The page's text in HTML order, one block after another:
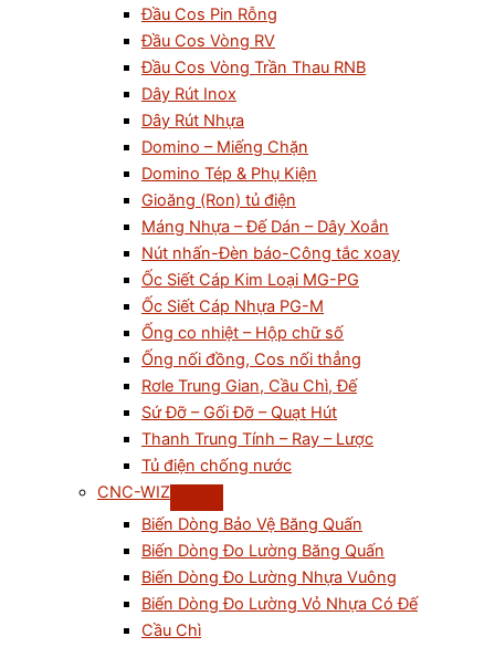
Đầu Cos Pin Rỗng
Đầu Cos Vòng RV
Đầu Cos Vòng Trần Thau RNB
Dây Rút Inox
Dây Rút Nhựa
Domino – Miếng Chặn
Domino Tép & Phụ Kiện
Gioăng (Ron) tủ điện
Máng Nhựa – Đế Dán – Dây Xoắn
Nút nhấn-Đèn báo-Công tắc xoay
Ốc Siết Cáp Kim Loại MG-PG
Ốc Siết Cáp Nhựa PG-M
Ống co nhiệt – Hộp chữ số
Ống nối đồng, Cos nối thẳng
Rơle Trung Gian, Cầu Chì, Đế
Sứ Đỡ – Gối Đỡ – Quạt Hút
Thanh Trung Tính – Ray – Lược
Tủ điện chống nước
CNC-WIZ
Biến Dòng Bảo Vệ Băng Quấn
Biến Dòng Đo Lường Băng Quấn
Biến Dòng Đo Lường Nhựa Vuông
Biến Dòng Đo Lường Vỏ Nhựa Có Đế
Cầu Chì